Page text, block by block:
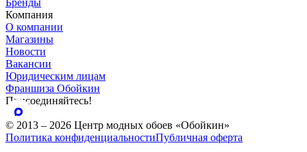
Бренды
Компания
О компании
Магазины
Новости
Вакансии
Юридическим лицам
Франшиза Обойкин
Присоединяйтесь!
© 2013 – 2026 Центр модных обоев «Обойкин»
Политика конфиденциальностиПубличная оферта